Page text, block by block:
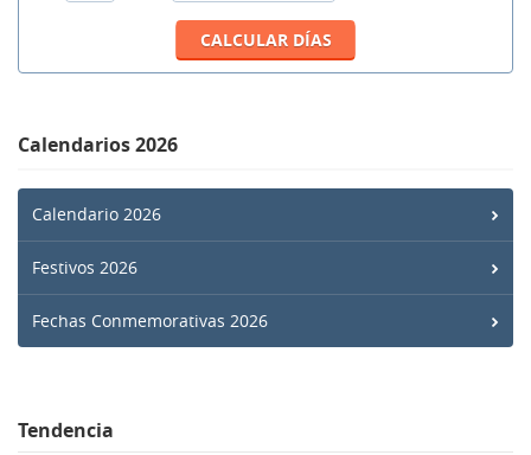
Calendarios 2026
Calendario 2026
Festivos 2026
Fechas Conmemorativas 2026
Tendencia